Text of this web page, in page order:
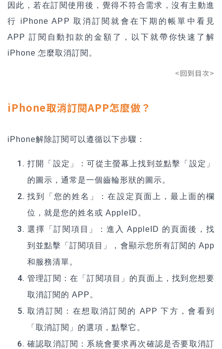
因此，若在訂閱使用後，覺得不符合需求，沒有主動進
行 iPhone APP 取消訂閱就會在下期的帳單中看見
APP 訂閱自動扣款的金額了，以下就帶你快速了解
iPhone 怎麼取消訂閱。
<回到目次>
iPhone取消訂閱APP怎麼做？
iPhone解除訂閱可以遵循以下步驟：
打開「設定」：可從主螢幕上找到並點擊「設定」
的圖示，通常是一個齒輪形狀的圖示。
找到「您的姓名」：在設定頁面上，最上面的欄
位，就是您的姓名或 AppleID。
選擇「訂閱項目」：進入 AppleID 的頁面後，找
到並點擊「訂閱項目」，會顯示您所有訂閱的 App
和服務清單。
管理訂閱：在「訂閱項目」的頁面上，找到您想要
取消訂閱的 APP。
取消訂閱：在想取消訂閱的 APP 下方，會看到
「 取消訂閱 」的選項，點擊它。
確認取消訂閱：系統會要求再次確認是否要取消訂